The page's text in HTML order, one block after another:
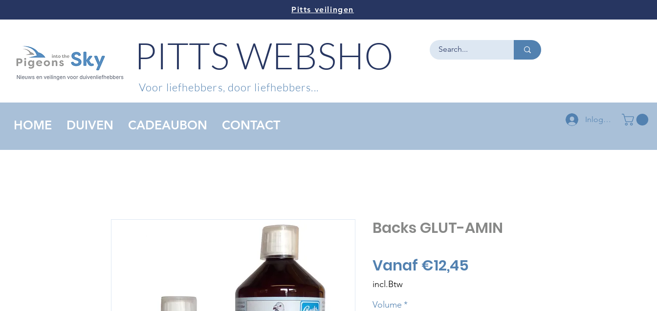
Pitts veilingen
PITTS WEBSHOP
Voor liefhebbers, door liefhebbers...
HOME DUIVEN CADEAUBON CONTACT Inloggen
Backs GLUT-AMIN
Vanaf €12,45
incl.Btw
Volume *